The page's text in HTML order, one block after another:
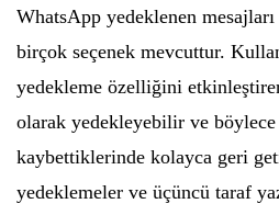
WhatsApp yedeklenen
birçok seçenek mevcuttur.
yedekleme özelliğini
olarak yedekleyebilir ve böylece
kaybettiklerinde kolayca geri
yedeklemeler ve üçüncü taraf